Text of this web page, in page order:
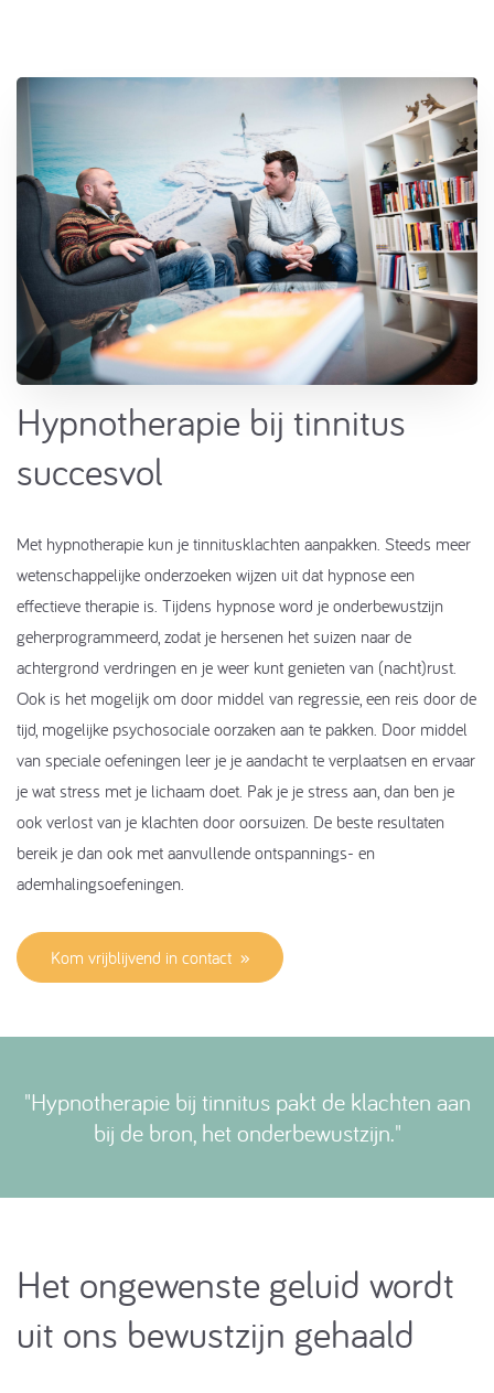
Hypnotherapie bij tinnitus
succesvo​l
Met hypnotherapie kun je tinnitusklachten aanpakken. Steeds meer
wetenschappelijke onderzoeken wijzen uit dat hypnose een
effectieve therapie is. Tijdens hypnose word je onderbewustzijn
geherprogrammeerd, zodat je hersenen het suizen naar de
achtergrond verdringen en je weer kunt genieten van (nacht)rust.
Ook is het mogelijk om door middel van regressie, een reis door de
tijd, mogelijke psychosociale oorzaken aan te pakken. Door middel
van speciale oefeningen leer je je aandacht te verplaatsen en ervaar
je wat stress met je lichaam doet. Pak je je stress aan, dan ben je
ook verlost van je klachten door oorsuizen. De beste resultaten
bereik je dan ook met aanvullende ontspannings- en
ademhalingsoefeningen.
Kom vrijblijvend in contact
Hypnotherapie bij tinnitus ​pakt de klachten aan
bij de bron, het onderbewustzijn.
Het ongewenste geluid wordt
uit ons bewustzijn gehaald